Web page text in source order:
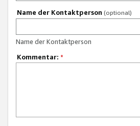
Name der Kontaktperson (optional)
Name der Kontaktperson
Kommentar: *